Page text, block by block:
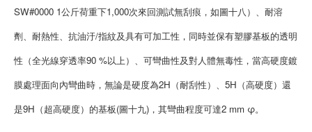
SW#0000 1公斤荷重下1,000次來回測試無刮痕，如圖十八）、耐溶
劑、耐熱性、抗油汙/指紋及具有可加工性，同時並保有塑膠基板的透明
性（全光線穿透率90 %以上）、可彎曲性及對人體無毒性，當高硬度鍍
膜處理面向內彎曲時，無論是硬度為2H（耐刮性）、5H（高硬度）還
是9H（超高硬度）的基板(圖十九)，其彎曲程度可達2 mm φ。